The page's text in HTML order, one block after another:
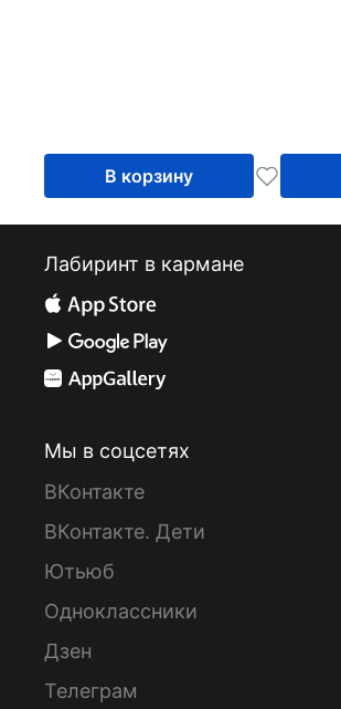
В корзину
Лабиринт в кармане
Мы в соцсетях
ВКонтакте
ВКонтакте. Дети
Ютьюб
Одноклассники
Дзен
Телеграм